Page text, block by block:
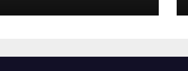
INOSTRANIM